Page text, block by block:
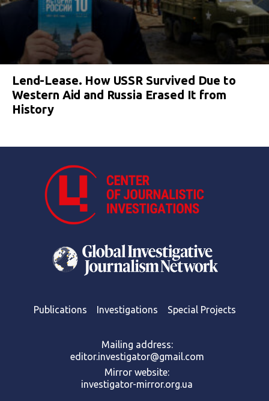
Lend-Lease. How USSR Survived Due to
Western Aid and Russia Erased It from
History
Publications Investigations Special Projects
Mailing address:
editor.investigator@gmail.com
Mirror website:
investigator-mirror.org.ua